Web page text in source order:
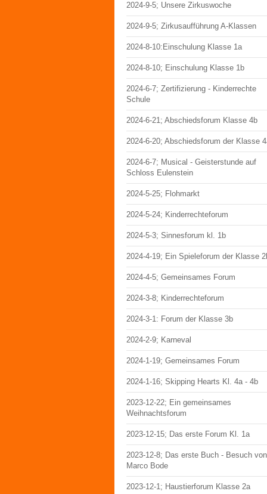
2024-9-5; Unsere Zirkuswoche
2024-9-5; Zirkusaufführung A-Klassen
2024-8-10:Einschulung Klasse 1a
2024-8-10; Einschulung Klasse 1b
2024-6-7; Zertifizierung - Kinderrechte
Schule
2024-6-21; Abschiedsforum Klasse 4b
2024-6-20; Abschiedsforum der Klasse
2024-6-7; Musical - Geisterstunde auf
Schloss Eulenstein
2024-5-25; Flohmarkt
2024-5-24; Kinderrechteforum
2024-5-3; Sinnesforum kl. 1b
2024-4-19; Ein Spieleforum der Klasse
2024-4-5; Gemeinsames Forum
2024-3-8; Kinderrechteforum
2024-3-1: Forum der Klasse 3b
2024-2-9; Karneval
2024-1-19; Gemeinsames Forum
2024-1-16; Skipping Hearts Kl. 4a - 4b
2023-12-22; Ein gemeinsames
Weihnachtsforum
2023-12-15; Das erste Forum Kl. 1a
2023-12-8; Das erste Buch - Besuch von
Marco Bode
2023-12-1; Haustierforum Klasse 2a